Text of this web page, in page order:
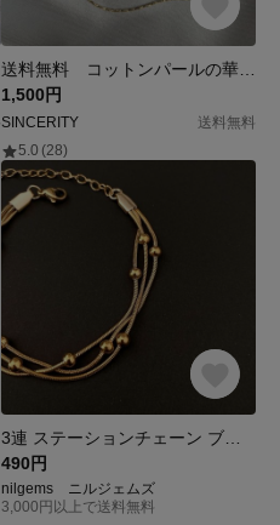
1,500円
SINCERITY
送料無料
5.0 (28)
490円
nilgems ニルジェムズ
3,000円以上で送料無料